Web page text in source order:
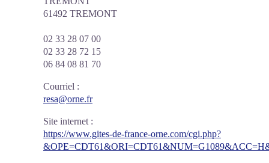
61492 TREMONT
02 33 28 07 00
02 33 28 72 15
06 84 08 81 70
Courriel :
resa@orne.fr
Site internet :
https://www.gites-de-france-orne.com/cgi.php?